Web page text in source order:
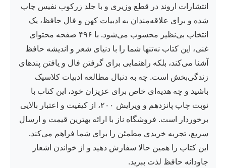
انتشارات اروند در قطع وزیری و با جلد زرکوب نفیس چاپ
شده و برای علاقه‌مندان به ادبیات کهن و فال حافظ، یک
انتخاب بی‌نظیر محسوب می‌شود. با ۴۹۶ صفحه محتوای
غنی، این کتاب نه‌تنها شما را با دنیای شعر و اندیشه حافظ
آشنا می‌کند، بلکه راهنمایی برای گرفتن فال و یافتن پندهای
زندگی‌بخش است. چه به دنبال مطالعه ادبیات کلاسیک
باشید و چه هدیه‌ای خاص برای عزیزان خود، این کتاب با
نوبت چاپ پانزدهم و ویرایش ۲۰۰، از کیفیت و اعتبار بالایی
برخوردار است. فروشگاه ناز با ارائه بهترین قیمت و ارسال
سریع، تجربه خریدی مطمئن را برای شما فراهم می‌کند.
این کتاب را همین حالا سفارش دهید و از خواندن اشعار
جاودانه حافظ لذت ببرید.